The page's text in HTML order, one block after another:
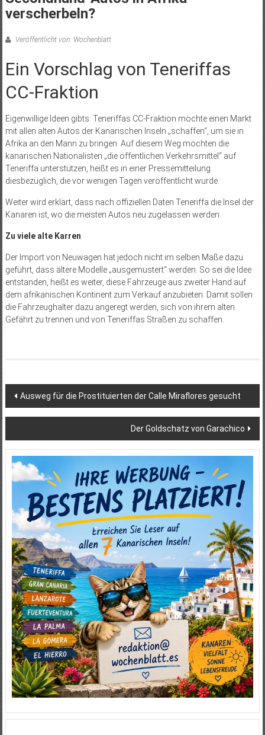
verscherbeln?
Veröffentlicht von: Wochenblatt
Ein Vorschlag von Teneriffas
CC-Fraktion
Eigenwillige Ideen gibts: Teneriffas CC-Fraktion möchte einen Markt
mit allen alten Autos der Kanarischen Inseln „schaffen“, um sie in
Afrika an den Mann zu bringen. Auf diesem Weg möchten die
kanarischen Nationalisten „die öffentlichen Verkehrsmittel“ auf
Teneriffa unterstützen, heißt es in einer Pressemitteilung
diesbezüglich, die vor wenigen Tagen veröffentlicht wurde.
Weiter wird erklärt, dass nach offiziellen Daten Teneriffa die Insel der
Kanaren ist, wo die meisten Autos neu zugelassen werden.
Zu viele alte Karren
Der Import von Neuwagen hat jedoch nicht im selben Maße dazu
geführt, dass ältere Modelle „ausgemustert“ werden. So sei die Idee
entstanden, heißt es weiter, diese Fahrzeuge aus zweiter Hand auf
dem afrikanischen Kontinent zum Verkauf anzubieten. Damit sollen
die Fahrzeughalter dazu angeregt werden, sich von ihrem alten
Gefährt zu trennen und von Teneriffas Straßen zu schaffen.
Beitragsnavigation
Ausweg für die Prostituierten der Calle Miraflores gesucht
Der Goldschatz von Garachico